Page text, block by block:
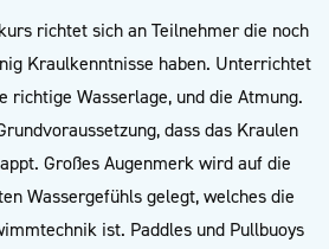
richtet sich an Teilnehmer die noch
Kraulkenntnisse haben. Unterrichtet
richtige Wasserlage, und die Atmung.
dass das Kraulen
Großes Augenmerk wird auf die
Wassergefühls gelegt, welches die
ist. Paddles und Pullbuoys